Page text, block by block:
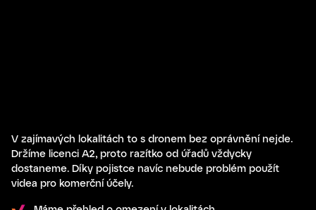
V zajímavých lokalitách to s dronem bez oprávnění nejde.
Držíme licenci A2, proto razítko od úřadů vždycky
dostaneme. Díky pojistce navíc nebude problém použít
videa pro komerční účely.